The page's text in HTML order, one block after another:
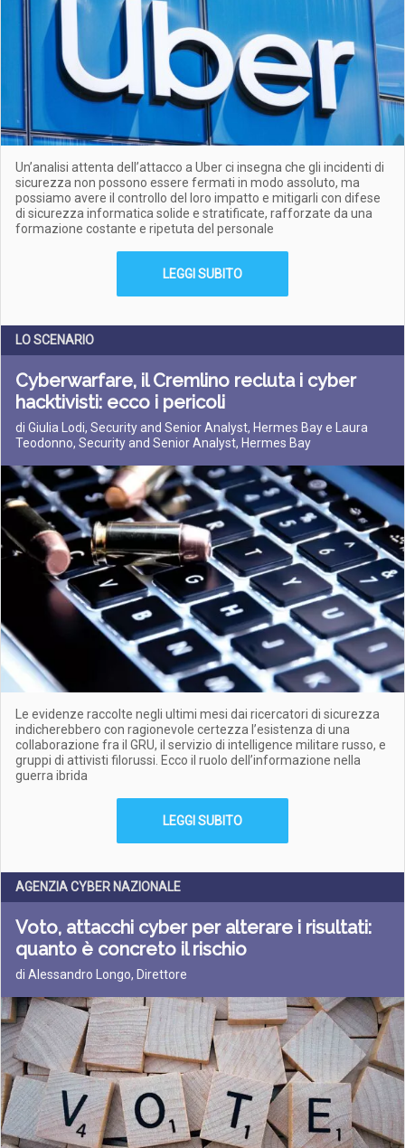
Un’analisi attenta dell’attacco a Uber ci insegna che gli incidenti di
sicurezza non possono essere fermati in modo assoluto, ma
possiamo avere il controllo del loro impatto e mitigarli con difese
di sicurezza informatica solide e stratificate, rafforzate da una
formazione costante e ripetuta del personale
LEGGI SUBITO
LO SCENARIO
Cyberwarfare, il Cremlino recluta i cyber
hacktivisti: ecco i pericoli
di Giulia Lodi, Security and Senior Analyst, Hermes Bay e Laura
Teodonno, Security and Senior Analyst, Hermes Bay
Le evidenze raccolte negli ultimi mesi dai ricercatori di sicurezza
indicherebbero con ragionevole certezza l’esistenza di una
collaborazione fra il GRU, il servizio di intelligence militare russo, e
gruppi di attivisti filorussi. Ecco il ruolo dell’informazione nella
guerra ibrida
LEGGI SUBITO
AGENZIA CYBER NAZIONALE
Voto, attacchi cyber per alterare i risultati:
quanto è concreto il rischio
di Alessandro Longo, Direttore